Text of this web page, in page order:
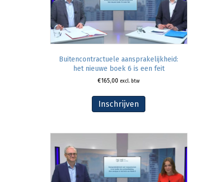
Buitencontractuele aansprakelijkheid:
het nieuwe boek 6 is een feit
€165,00 excl. btw
Inschrijven